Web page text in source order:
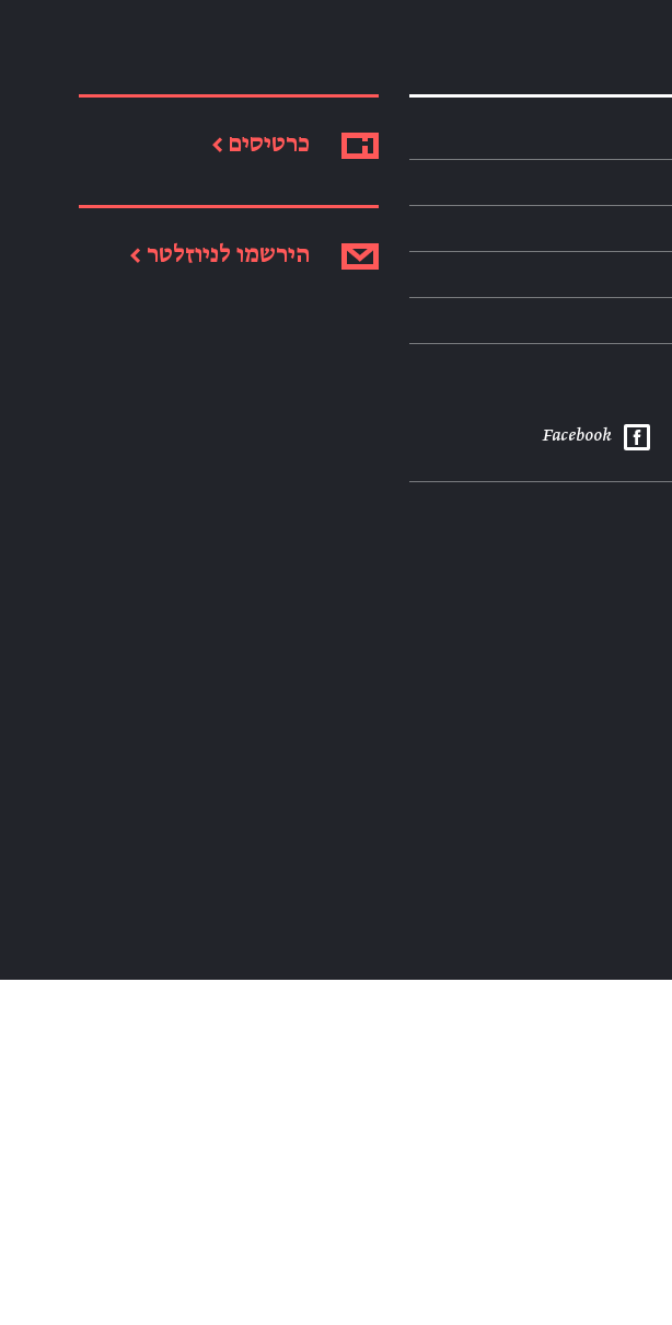
Facebook
כרטיסים ←
הירשמו לניוזלטר ←